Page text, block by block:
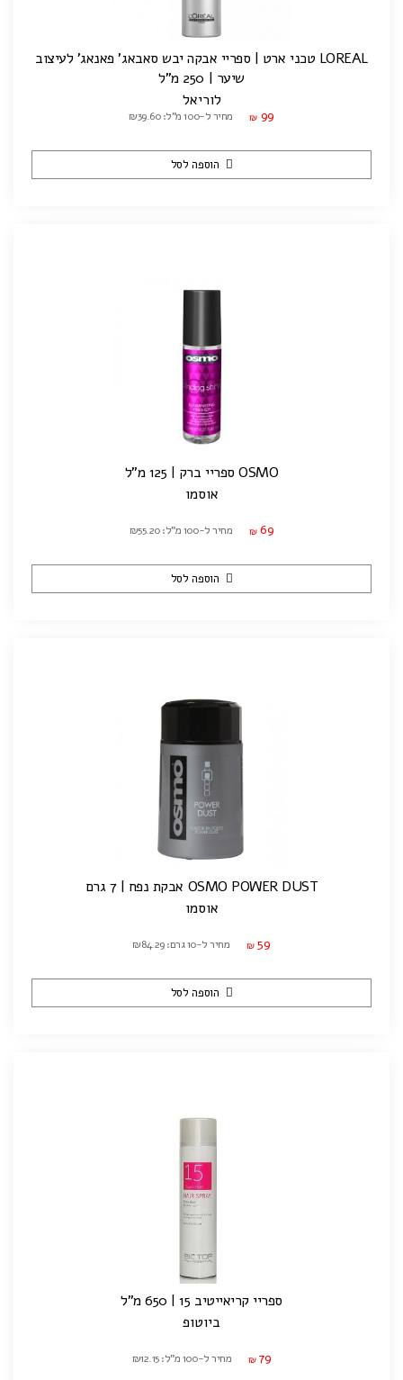
LOREAL טכני ארט | ספריי אבקה יבש סאבאג' פאנאג' לעיצוב
שיער | 250 מ"ל
לוריאל
₪ 99 מחיר ל-100 מ"ל: ₪39.60
הוספה לסל
OSMO ספריי ברק | 125 מ"ל
אוסמו
₪ 69 מחיר ל-100 מ"ל: ₪55.20
הוספה לסל
OSMO POWER DUST אבקת נפח | 7 גרם
אוסמו
₪ 59 מחיר ל-10 גרם: ₪84.29
הוספה לסל
ספריי קריאייטיב 15 | 650 מ"ל
ביוטופ
₪ 79 מחיר ל-100 מ"ל: ₪12.15